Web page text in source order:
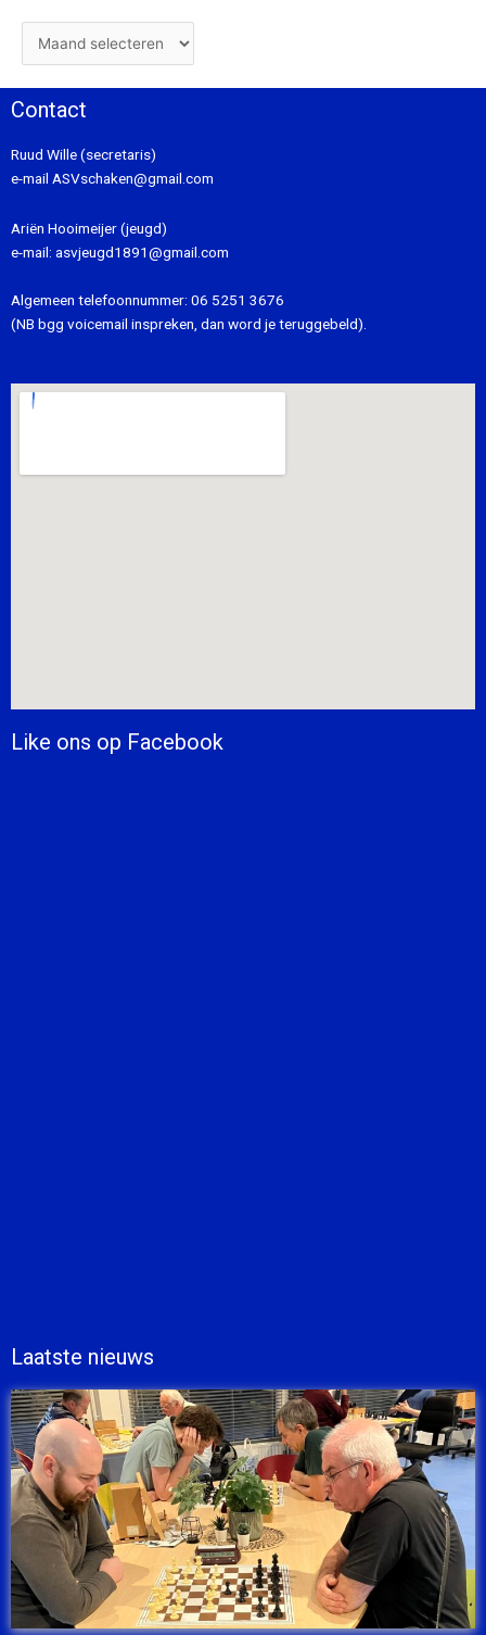
Contact
Ruud Wille (secretaris)
e-mail ASVschaken@gmail.com
Ariën Hooimeijer (jeugd)
e-mail: asvjeugd1891@gmail.com
Algemeen telefoonnummer: 06 5251 3676
(NB bgg voicemail inspreken, dan word je teruggebeld).
Like ons op Facebook
Laatste nieuws